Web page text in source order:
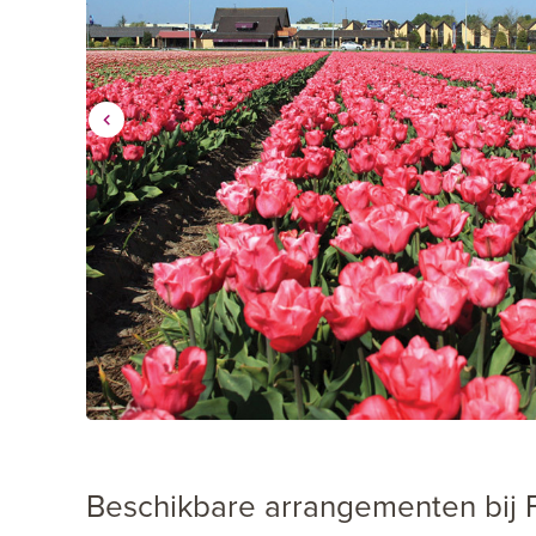
Beschikbare arrangementen bij